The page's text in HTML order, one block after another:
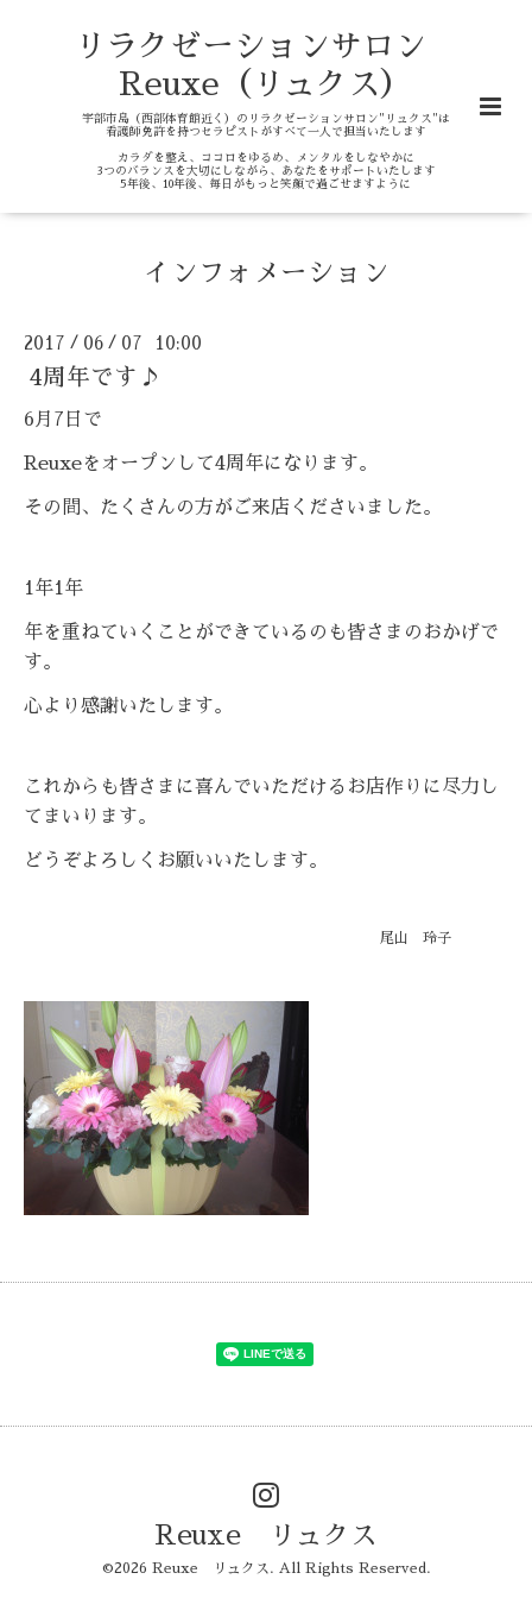
リラクゼーションサロン
Reuxe（リュクス）
宇部市島（西部体育館近く）のリラクゼーションサロン"リュクス"は
看護師免許を持つセラピストがすべて一人で担当いたします
カラダを整え、ココロをゆるめ、メンタルをしなやかに
3つのバランスを大切にしながら、あなたをサポートいたします
5年後、10年後、毎日がもっと笑顔で過ごせますように
インフォメーション
2017 / 06 / 07 10:00
4周年です♪
6月7日で
Reuxeをオープンして4周年になります。
その間、たくさんの方がご来店くださいました。
1年1年
年を重ねていくことができているのも皆さまのおかげで
す。
心より感謝いたします。
これからも皆さまに喜んでいただけるお店作りに尽力し
てまいります。
どうぞよろしくお願いいたします。
尾山 玲子
Reuxe リュクス
©2026 Reuxe リュクス . All Rights Reserved.